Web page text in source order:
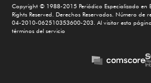
Copyright © 1988-2015 Periódico Especializado en
Rights Reserved. Derechos Reservados. Número de
04-2010-062510353600-203. Al visitar esta
términos del servicio